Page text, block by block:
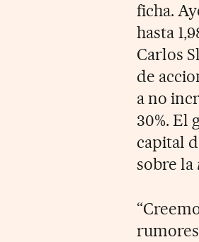
ficha.
hasta
Carlos
de
a no
30%. El
capital
sobre la